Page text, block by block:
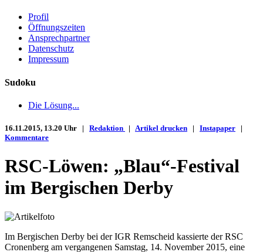
Profil
Öffnungszeiten
Ansprechpartner
Datenschutz
Impressum
Sudoku
Die Lösung...
16.11.2015, 13.20 Uhr | Redaktion | Artikel drucken | Instapaper |
Kommentare
RSC-Löwen: „Blau“-Festival
im Bergischen Derby
Im Bergischen Derby bei der IGR Remscheid kassierte der RSC
Cronenberg am vergangenen Samstag, 14. November 2015, eine